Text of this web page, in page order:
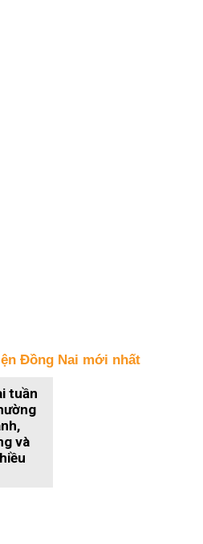
Đồng Nai mới nhất
tuần
và